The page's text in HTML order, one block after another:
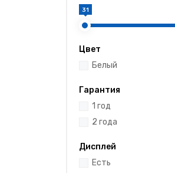
31
Цвет
Белый
Гарантия
1 год
2 года
Дисплей
Есть